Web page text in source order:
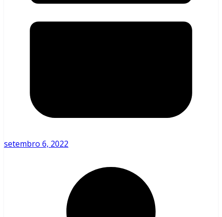
setembro 6, 2022